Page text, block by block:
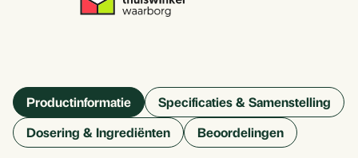
Productinformatie
Specificaties & Samenstelling
Dosering & Ingrediënten
Beoordelingen